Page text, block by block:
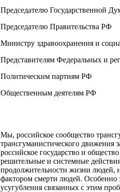
Председателю Государственной
Председателю Правительства РФ
Министру здравоохранения и
Представителям Федеральных и
Политическим партиям РФ
Общественным деятелям РФ
Мы, российское сообщество
трансгуманистического движения
российское государство и
решительные и системные
продолжительности жизни людей,
фактором смерти людей. Особенно
усугубления связанных с этим